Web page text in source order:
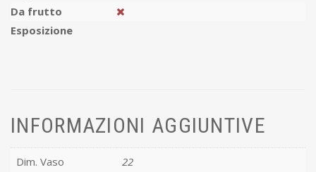
Da frutto
Esposizione
INFORMAZIONI AGGIUNTIVE
Dim. Vaso 22